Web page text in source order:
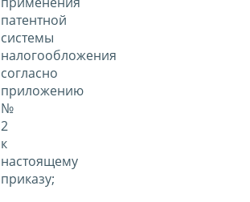
патентной
системы
налогообложения
согласно
приложению
№
2
к
настоящему
приказу;